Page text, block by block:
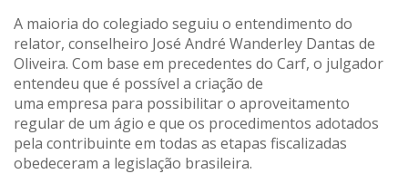
A maioria do colegiado seguiu o entendimento do
relator, conselheiro José André Wanderley Dantas de
Oliveira. Com base em precedentes do Carf, o julgador
entendeu que é possível a criação de
uma empresa para possibilitar o aproveitamento
regular de um ágio e que os procedimentos adotados
pela contribuinte em todas as etapas fiscalizadas
obedeceram a legislação brasileira.